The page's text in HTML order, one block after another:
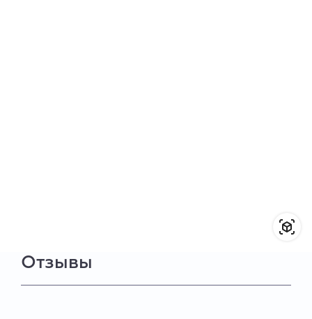
Отзывы